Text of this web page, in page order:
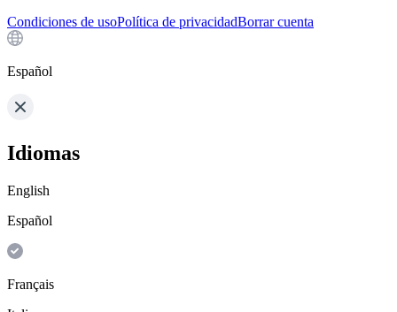
Condiciones de usoPolítica de privacidadBorrar cuenta
Español
Idiomas
English
Español
Français